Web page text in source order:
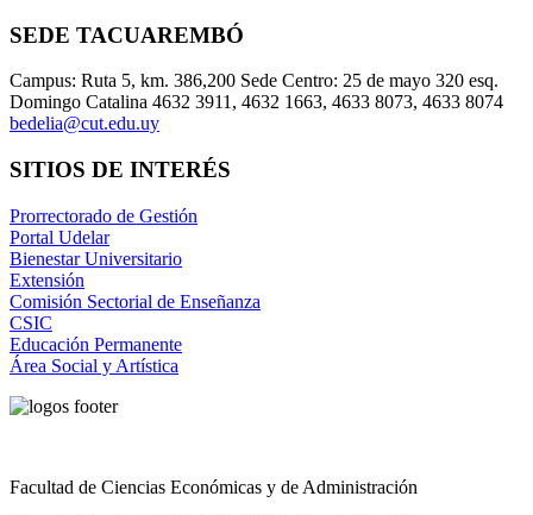
SEDE TACUAREMBÓ
Campus: Ruta 5, km. 386,200 Sede Centro: 25 de mayo 320 esq.
Domingo Catalina 4632 3911, 4632 1663, 4633 8073, 4633 8074
bedelia@cut.edu.uy
SITIOS DE INTERÉS
Prorrectorado de Gestión
Portal Udelar
Bienestar Universitario
Extensión
Comisión Sectorial de Enseñanza
CSIC
Educación Permanente
Área Social y Artística
Facultad de Ciencias Económicas y de Administración